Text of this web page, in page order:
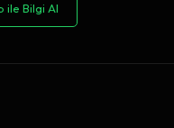
ile Bilgi Al